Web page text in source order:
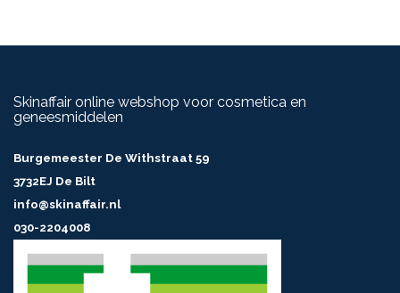
Skinaffair online webshop voor cosmetica en
geneesmiddelen
Burgemeester De Withstraat 59
3732EJ De Bilt
info@skinaffair.nl
030-2204008